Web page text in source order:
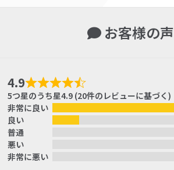
お客様の声
4.9
5つ星のうち星4.9 (20件のレビューに基づく)
非常に良い
良い
普通
悪い
非常に悪い